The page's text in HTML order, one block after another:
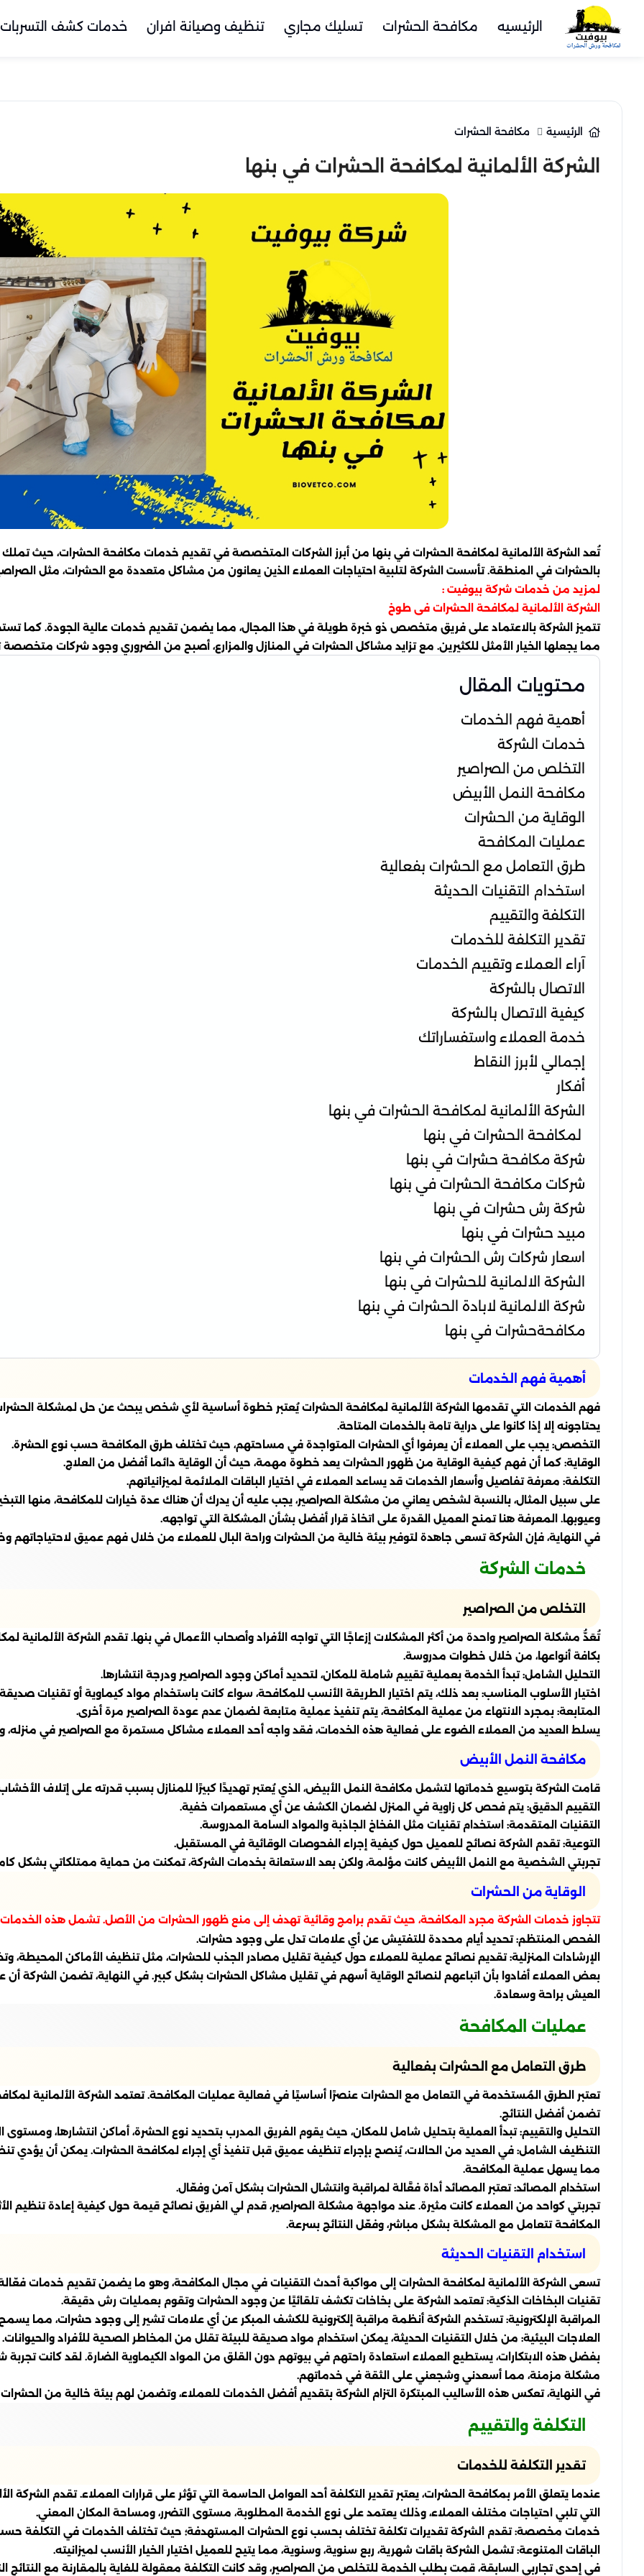
الرئيسيه مكافحة الحشرات تسليك مجاري تنظيف وصيانة افران خدمات كشف التسربات
الرئيسية مكافحة الحشرات
الشركة الألمانية لمكافحة الحشرات في بنها
تُعد الشركة الألمانية لمكافحة الحشرات في بنها من أبرز الشركات المتخصصة في تقديم خدمات مكافحة الحشرات، حيث
بالحشرات في المنطقة. تأسست الشركة لتلبية احتياجات العملاء الذين يعانون من مشاكل متعددة مع الحشرات، مثل
لمزيد من خدمات شركة بيوفيت :
الشركة الألمانية لمكافحة الحشرات فى طوخ
تتميز الشركة بالاعتماد على فريق متخصص ذو خبرة طويلة في هذا المجال، مما يضمن تقديم خدمات عالية الجودة. كما
مما يجعلها الخيار الأمثل للكثيرين. مع تزايد مشاكل الحشرات في المنازل والمزارع، أصبح من الضروري وجود شركات متخصصة
محتويات المقال
أهمية فهم الخدمات
خدمات الشركة
التخلص من الصراصير
مكافحة النمل الأبيض
الوقاية من الحشرات
عمليات المكافحة
طرق التعامل مع الحشرات بفعالية
استخدام التقنيات الحديثة
التكلفة والتقييم
تقدير التكلفة للخدمات
آراء العملاء وتقييم الخدمات
الاتصال بالشركة
كيفية الاتصال بالشركة
خدمة العملاء واستفساراتك
إجمالي لأبرز النقاط
أفكار
الشركة الألمانية لمكافحة الحشرات في بنها
لمكافحة الحشرات في بنها
شركة مكافحة حشرات في بنها
شركات مكافحة الحشرات في بنها
شركة رش حشرات في بنها
مبيد حشرات في بنها
اسعار شركات رش الحشرات في بنها
الشركة الالمانية للحشرات في بنها
شركة الالمانية لابادة الحشرات في بنها
مكافحةحشرات في بنها
أهمية فهم الخدمات
فهم الخدمات التي تقدمها الشركة الألمانية لمكافحة الحشرات يُعتبر خطوة أساسية لأي شخص يبحث عن حل لمشكلة
يحتاجونه إلا إذا كانوا على دراية تامة بالخدمات المتاحة.
التخصص: يجب على العملاء أن يعرفوا أي الحشرات المتواجدة في مساحتهم، حيث تختلف طرق المكافحة حسب نوع الحشرة.
الوقاية: كما أن فهم كيفية الوقاية من ظهور الحشرات يعد خطوة مهمة، حيث أن الوقاية دائما أفضل من العلاج.
التكلفة: معرفة تفاصيل وأسعار الخدمات قد يساعد العملاء في اختيار الباقات الملائمة لميزانياتهم.
على سبيل المثال، بالنسبة لشخص يعاني من مشكلة الصراصير، يجب عليه أن يدرك أن هناك عدة خيارات للمكافحة، منها التبخير
وعيوبها. المعرفة هنا تمنح العميل القدرة على اتخاذ قرار أفضل بشأن المشكلة التي تواجهه.
في النهاية، فإن الشركة تسعى جاهدة لتوفير بيئة خالية من الحشرات وراحة البال للعملاء من خلال فهم عميق لاحتياجاتهم
خدمات الشركة
التخلص من الصراصير
تُعَدُّ مشكلة الصراصير واحدة من أكثر المشكلات إزعاجًا التي تواجه الأفراد وأصحاب الأعمال في بنها. تقدم الشركة
بكافة أنواعها، من خلال خطوات مدروسة.
التحليل الشامل: تبدأ الخدمة بعملية تقييم شاملة للمكان، لتحديد أماكن وجود الصراصير ودرجة انتشارها.
اختيار الأسلوب المناسب: بعد ذلك، يتم اختيار الطريقة الأنسب للمكافحة، سواء كانت باستخدام مواد كيماوية أو تقنيات صديقة
المتابعة: بمجرد الانتهاء من عملية المكافحة، يتم تنفيذ عملية متابعة لضمان عدم عودة الصراصير مرة أخرى.
يسلط العديد من العملاء الضوء على فعالية هذه الخدمات، فقد واجه أحد العملاء مشاكل مستمرة مع الصراصير في منزله،
مكافحة النمل الأبيض
قامت الشركة بتوسيع خدماتها لتشمل مكافحة النمل الأبيض، الذي يُعتبر تهديدًا كبيرًا للمنازل بسبب قدرته على إتلاف
التقييم الدقيق: يتم فحص كل زاوية في المنزل لضمان الكشف عن أي مستعمرات خفية.
التقنيات المتقدمة: استخدام تقنيات مثل الفخاخ الجاذبة والمواد السامة المدروسة.
التوعية: تقدم الشركة نصائح للعميل حول كيفية إجراء الفحوصات الوقائية في المستقبل.
تجربتي الشخصية مع النمل الأبيض كانت مؤلمة، ولكن بعد الاستعانة بخدمات الشركة، تمكنت من حماية ممتلكاتي بشكل
الوقاية من الحشرات
تتجاوز خدمات الشركة مجرد المكافحة، حيث تقدم برامج وقائية تهدف إلى منع ظهور الحشرات من الأصل. تشمل هذه
الفحص المنتظم: تحديد أيام محددة للتفتيش عن أي علامات تدل على وجود حشرات.
الإرشادات المنزلية: تقديم نصائح عملية للعملاء حول كيفية تقليل مصادر الجذب للحشرات، مثل تنظيف الأماكن
بعض العملاء أفادوا بأن اتباعهم لنصائح الوقاية أسهم في تقليل مشاكل الحشرات بشكل كبير. في النهاية، تضمن الشركة
العيش براحة وسعادة.
عمليات المكافحة
طرق التعامل مع الحشرات بفعالية
تعتبر الطرق المُستخدمة في التعامل مع الحشرات عنصرًا أساسيًا في فعالية عمليات المكافحة. تعتمد الشركة الألمانية
تضمن أفضل النتائج.
التحليل والتقييم: تبدأ العملية بتحليل شامل للمكان، حيث يقوم الفريق المدرب بتحديد نوع الحشرة، أماكن انتشارها، ومستوى
التنظيف الشامل: في العديد من الحالات، يُنصح بإجراء تنظيف عميق قبل تنفيذ أي إجراء لمكافحة الحشرات. يمكن أن يؤدي
مما يسهل عملية المكافحة.
استخدام المصائد: تعتبر المصائد أداة فعَّالة لمراقبة وانتشال الحشرات بشكل آمن وفعّال.
تجربتي كواحد من العملاء كانت مثيرة. عند مواجهة مشكلة الصراصير، قدم لي الفريق نصائح قيمة حول كيفية إعادة تنظيم
المكافحة تتعامل مع المشكلة بشكل مباشر، وفعّل النتائج بسرعة.
استخدام التقنيات الحديثة
تسعى الشركة الألمانية لمكافحة الحشرات إلى مواكبة أحدث التقنيات في مجال المكافحة، وهو ما يضمن تقديم خدمات
تقنيات البخاخات الذكية: تعتمد الشركة على بخاخات تكشف تلقائيًا عن وجود الحشرات وتقوم بعمليات رش دقيقة.
المراقبة الإلكترونية: تستخدم الشركة أنظمة مراقبة إلكترونية للكشف المبكر عن أي علامات تشير إلى وجود حشرات، مما
العلاجات البيئية: من خلال التقنيات الحديثة، يمكن استخدام مواد صديقة للبيئة تقلل من المخاطر الصحية للأفراد والحيوانات.
بفضل هذه الابتكارات، يستطيع العملاء استعادة راحتهم في بيوتهم دون القلق من المواد الكيماوية الضارة. لقد كانت
مشكلة مزمنة، مما أسعدني وشجعني على الثقة في خدماتهم.
في النهاية، تعكس هذه الأساليب المبتكرة التزام الشركة بتقديم أفضل الخدمات للعملاء، وتضمن لهم بيئة خالية من
التكلفة والتقييم
تقدير التكلفة للخدمات
عندما يتعلق الأمر بمكافحة الحشرات، يعتبر تقدير التكلفة أحد العوامل الحاسمة التي تؤثر على قرارات العملاء. تقدم
التي تلبي احتياجات مختلف العملاء، وذلك يعتمد على نوع الخدمة المطلوبة، مستوى التضرر، ومساحة المكان المعني.
خدمات مخصصة: تقدم الشركة تقديرات تكلفة تختلف بحسب نوع الحشرات المستهدفة؛ حيث تختلف الخدمات في التكلفة
الباقات المتنوعة: تشمل الشركة باقات شهرية، ربع سنوية، وسنوية، مما يتيح للعميل اختيار الخيار الأنسب لميزانيته.
في إحدى تجاربي السابقة، قمت بطلب الخدمة للتخلص من الصراصير، وقد كانت التكلفة معقولة للغاية بالمقارنة مع